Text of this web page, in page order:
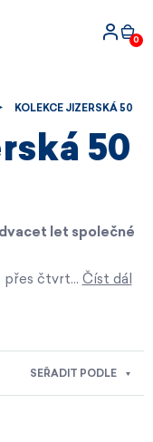
0
KOLEKCE JIZERSKÁ 50
50
let společné
přes čtvrt… Číst dál
SEŘADIT PODLE